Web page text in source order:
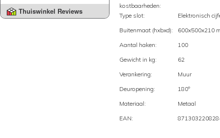
Thuiswinkel Reviews
kostbaarheden:
Type slot:
Elektronisch
Buitenmaat (hxbxd):
600x500x210
Aantal haken:
100
Gewicht in kg:
62
Verankering:
Muur
Deuropening:
180º
Materiaal:
Metaal
EAN: